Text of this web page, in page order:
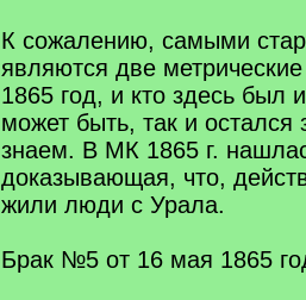
К сожалению, самыми
являются две
1865 год, и кто здесь был
может быть, так и остался
знаем. В МК 1865 г.
доказывающая, что,
жили люди с Урала.
Брак №5 от 16 мая 1865